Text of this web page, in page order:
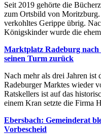
Seit 2019 gehörte die
zum Ortsbild von
verkohltes Gerippe übrig.
Königskinder wurde die
Marktplatz Radeburg
seinen Turm zurück
Nach mehr als drei Jahren ist
Radeburger Marktes wieder
Ratskellers ist auf das
einem Kran setzte die Firma
Ebersbach: Gemeinderat
Vorbescheid